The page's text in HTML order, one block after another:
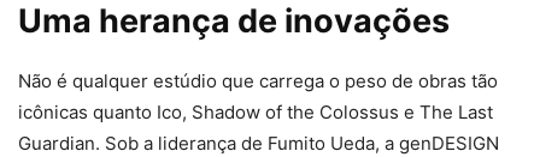
Uma herança de inovações
Não é qualquer estúdio que carrega o peso de obras tão
icônicas quanto Ico, Shadow of the Colossus e The Last
Guardian. Sob a liderança de Fumito Ueda, a genDESIGN